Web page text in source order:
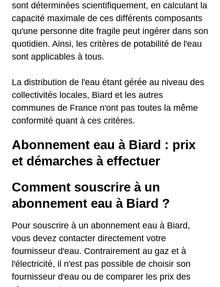
sont déterminées scientifiquement, en calculant la
capacité maximale de ces différents composants
qu'une personne dite fragile peut ingérer dans son
quotidien. Ainsi, les critères de potabilité de l'eau
sont applicables à tous.
La distribution de l'eau étant gérée au niveau des
collectivités locales, Biard et les autres
communes de France n'ont pas toutes la même
conformité quant à ces critères.
Abonnement eau à Biard : prix
et démarches à effectuer
Comment souscrire à un
abonnement eau à Biard ?
Pour souscrire à un abonnement eau à Biard,
vous devez contacter directement votre
fournisseur d'eau. Contrairement au gaz et à
l'électricité, il n'est pas possible de choisir son
fournisseur d'eau ou de comparer les prix des